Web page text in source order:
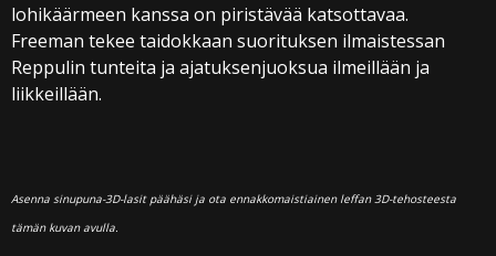
lohikäärmeen kanssa on piristävää katsottavaa.
Freeman tekee taidokkaan suorituksen ilmaistessan
Reppulin tunteita ja ajatuksenjuoksua ilmeillään ja
liikkeillään.
Asenna sinupuna-3D-lasit päähäsi ja ota ennakkomaistiainen leffan 3D-tehosteesta
tämän kuvan avulla.